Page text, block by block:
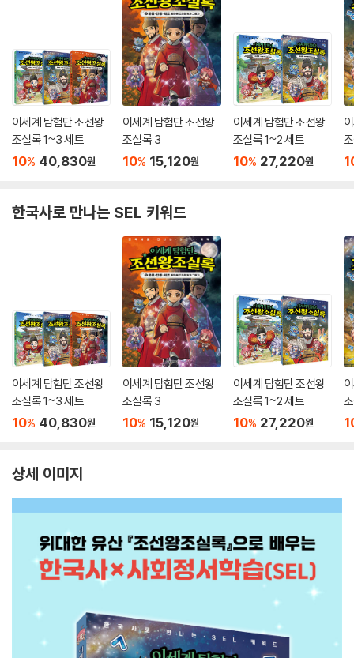
이세계 탐험단 조선왕
조실록 1~3 세트
10% 40,830원
이세계 탐험단 조선왕
조실록 3
10% 15,120원
이세계 탐험단 조선왕
조실록 1~2 세트
10% 27,220원
한국사로 만나는 SEL 키워드
이세계 탐험단 조선왕
조실록 1~3 세트
10% 40,830원
이세계 탐험단 조선왕
조실록 3
10% 15,120원
이세계 탐험단 조선왕
조실록 1~2 세트
10% 27,220원
상세 이미지